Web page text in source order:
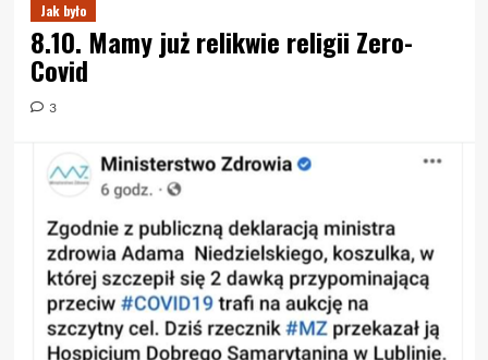
Jak było
8.10. Mamy już relikwie religii Zero-
Covid
3